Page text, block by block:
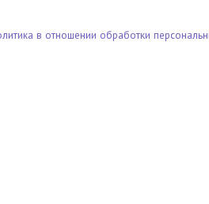
в отношении обработки